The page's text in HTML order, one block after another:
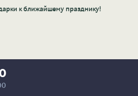
к ближайшему празднику!